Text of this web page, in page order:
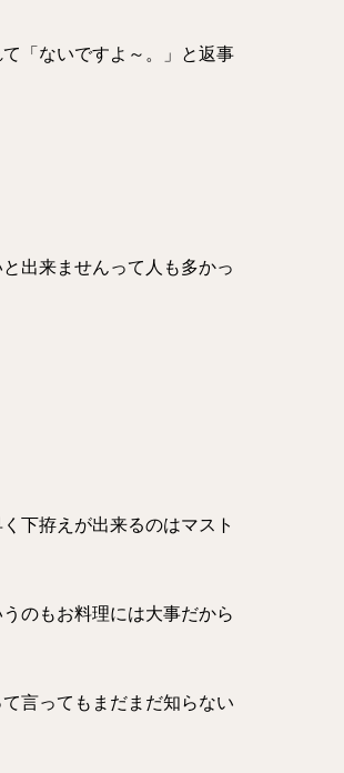
「ないですよ～。」と返事
出来ませんって人も多かっ
下拵えが出来るのはマスト
のもお料理には大事だから
言ってもまだまだ知らない